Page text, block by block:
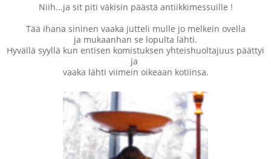
Niih...ja sit piti väkisin päästä antiikkimessuille !
Tää ihana sininen vaaka jutteli mulle jo melkein ovella
ja mukaanhan se lopulta lähti.
Hyvällä syyllä kun entisen komistuksen yhteishuoltajuus päättyi
ja
vaaka lähti viimein oikeaan kotiinsa.